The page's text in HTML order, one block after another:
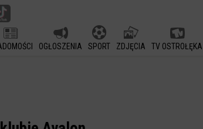
OGŁOSZENIA SPORT ZDJĘCIA TV OSTROŁĘKA